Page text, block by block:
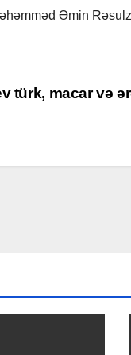
Əmin
türk, macar və